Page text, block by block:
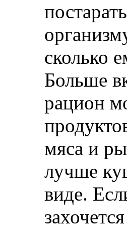
сколько
Больше
рацион
мяса и
лучше
виде.